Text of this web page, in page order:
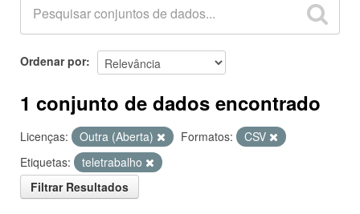
Grupos
Sobre
Ordenar por
1 conjunto de dados encontrado
Licenças: Outra (Aberta) Formatos:
CSV
Etiquetas:
teletrabalho
Filtrar Resultados